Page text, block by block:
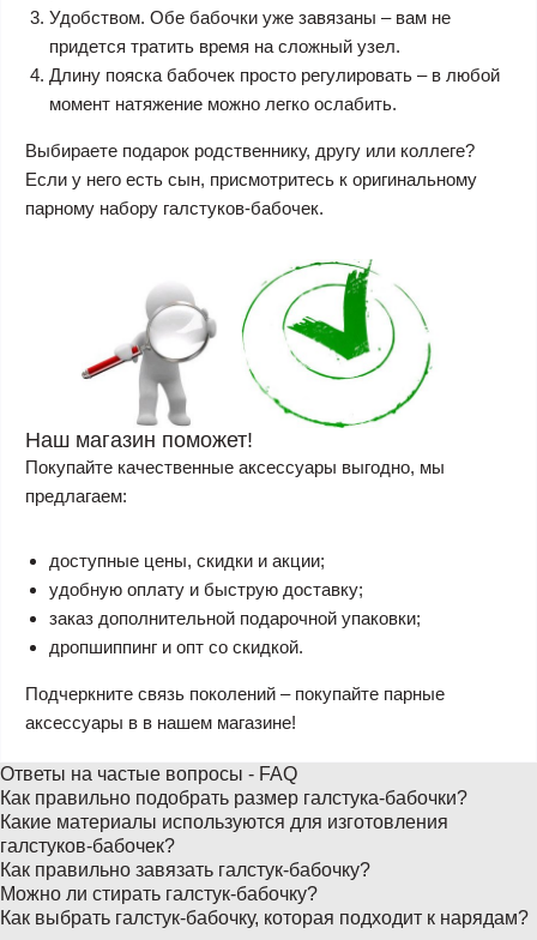
Удобством. Обе бабочки уже завязаны – вам не
придется тратить время на сложный узел.
Длину пояска бабочек просто регулировать – в любой
момент натяжение можно легко ослабить.
Выбираете подарок родственнику, другу или коллеге?
Если у него есть сын, присмотритесь к оригинальному
парному набору галстуков-бабочек.
Наш магазин поможет!
Покупайте качественные аксессуары выгодно, мы
предлагаем:
доступные цены, скидки и акции;
удобную оплату и быструю доставку;
заказ дополнительной подарочной упаковки;
дропшиппинг и опт со скидкой.
Подчеркните связь поколений – покупайте парные
аксессуары в в нашем магазине!
Ответы на частые вопросы - FAQ
Как правильно подобрать размер галстука-бабочки?
Какие материалы используются для изготовления
галстуков-бабочек?
Как правильно завязать галстук-бабочку?
Можно ли стирать галстук-бабочку?
Как выбрать галстук-бабочку, которая подходит к нарядам?